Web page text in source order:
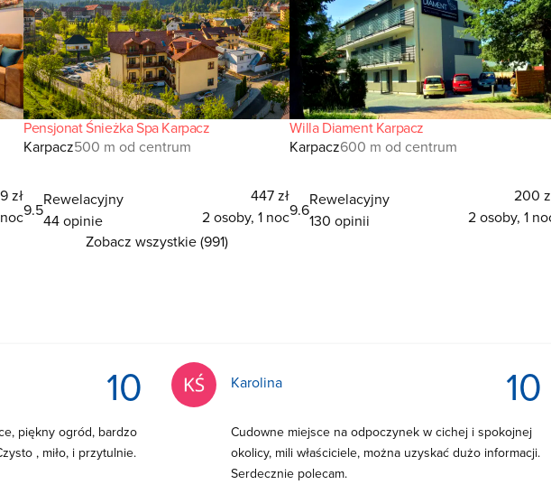
zł
Pensjonat Śnieżka Spa Karpacz
Karpacz500 m od centrum
9.5
Rewelacyjny
44 opinie
447 zł
2 osoby, 1 noc
Willa Diament Karpacz
Karpacz600 m od centrum
9.6
Rewelacyjny
130 opinii
200
2 osoby, 1
Zobacz wszystkie (991)
10
piękny ogród, bardzo
, miło, i przytulnie.
10
Karolina
Cudowne miejsce na odpoczynek w cichej i spokojnej
okolicy, mili właściciele, można uzyskać dużo informacji.
Serdecznie polecam.